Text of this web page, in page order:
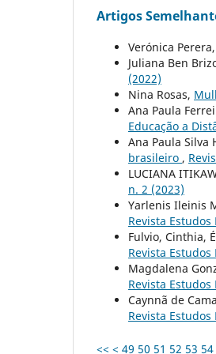
Artigos
Verónica Perera,
Juliana Ben
(2022)
Nina Rosas,
Ana Paula
Educação a
Ana Paula Silva
brasileiro ,
LUCIANA
n. 2 (2023)
Yarlenis Ileinis
Revista
Fulvio, Cinthia,
Revista
Magdalena
Revista
Caynnã de
Revista
<< < 49 50 51 52 53 54